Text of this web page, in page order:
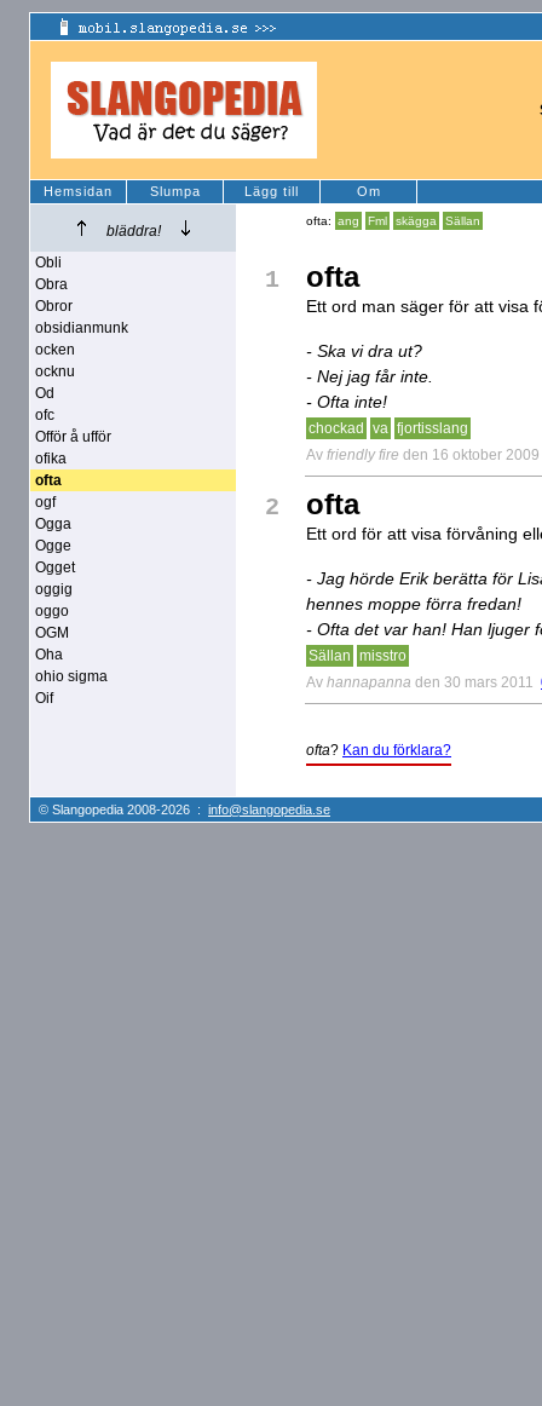
Hemsidan Slumpa Lägg till Om
bläddra!
Obli
Obra
Obror
obsidianmunk
ocken
ocknu
Od
ofc
Offör å ufför
ofika
ofta
ogf
Ogga
Ogge
Ogget
oggig
oggo
OGM
Oha
ohio sigma
Oif
ofta: ang Fml skägga Sällan
1 ofta
Ett ord man säger för att visa
- Ska vi dra ut?
- Nej jag får inte.
- Ofta inte!
chockad va fjortisslang
Av friendly fire den 16 oktober 2009
2 ofta
Ett ord för att visa förvåning
- Jag hörde Erik berätta för
hennes moppe förra fredan!
- Ofta det var han! Han ljuger
Sällan misstro
Av hannapanna den 30 mars 2011
ofta? Kan du förklara?
© Slangopedia 2008-2026 : info@slangopedia.se